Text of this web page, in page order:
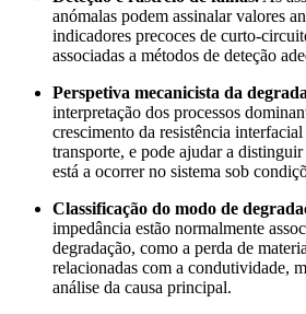
anómalas podem assinalar valores
indicadores precoces de curto-
associadas a métodos de deteção
Perspetiva mecanicista da
interpretação dos processos
crescimento da resistência
transporte, e pode ajudar a
está a ocorrer no sistema sob
Classificação do modo de
impedância estão normalmente
degradação, como a perda de
relacionadas com a condutividade,
análise da causa principal.